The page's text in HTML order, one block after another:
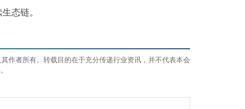
态链。
作者所有。转载目的在于充分传递行业资讯，并不代表本会